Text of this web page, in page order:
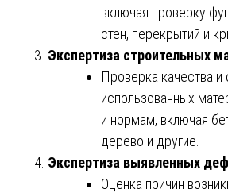
включая проверку
стен, перекрытий и
Экспертиза строительных
Проверка качества и
использованных
и нормам, включая
дерево и другие.
Экспертиза выявленных
Оценка причин